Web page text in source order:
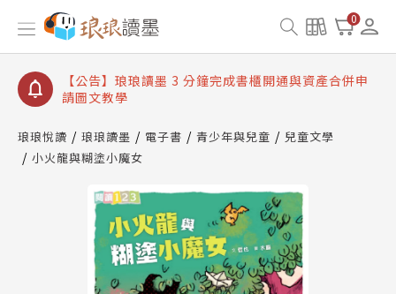
0
【公告】琅琅讀墨數位閱讀資產合併與書櫃開通申請
【公告】琅琅讀墨書櫃開通常見問題
【公告】琅琅讀墨 3 分鐘完成書櫃開通與資產合併申
請圖文教學
查詢
【公告】琅琅讀墨數位閱讀資產合併與書櫃開通申請
琅琅悅讀 琅琅讀墨 電子書 青少年與兒童
兒童文學
小火龍與糊塗小魔女